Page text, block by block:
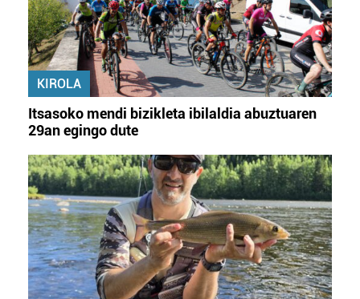
KIROLA
Itsasoko mendi bizikleta ibilaldia abuztuaren
29an egingo dute